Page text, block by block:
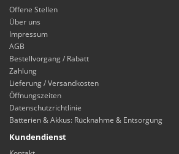
Offene Stellen
Über uns
Impressum
AGB
Bestellvorgang / Rabatt
Zahlung
Lieferung / Versandkosten
Öffnungszeiten
Datenschutzrichtlinie
Batterien & Akkus: Rücknahme & Entsorgung
Kundendienst